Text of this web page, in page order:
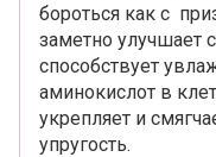
бороться как с
заметно улучшает
способствует
аминокислот в
укрепляет и
упругость.